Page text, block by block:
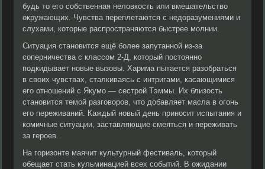
будь то его собственная неловкость или вмешательство
окружающих. Чувства переплетаются с недоразумениями и
слухами, которые распространяются быстрее молнии.
Ситуация становится ещё более запутанной из-за
соперничества с классом 2-Д, который постоянно
подкидывает новые вызовы. Харима пытается разобраться
в своих чувствах, сталкиваясь с интригами, касающимися
его отношений с Якумо — сестрой Тэммы. Их близость
становится темой разговоров, что добавляет масла в огонь
его переживаний. Каждый новый день приносит испытания и
комичные ситуации, заставляющие смеяться и переживать
за героев.
На горизонте маячит культурный фестиваль, который
обещает стать кульминацией всех событий. В ожидании